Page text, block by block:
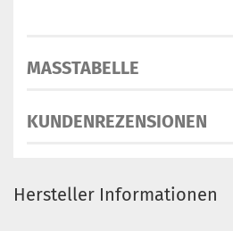
MASSTABELLE
KUNDENREZENSIONEN
Hersteller Informationen